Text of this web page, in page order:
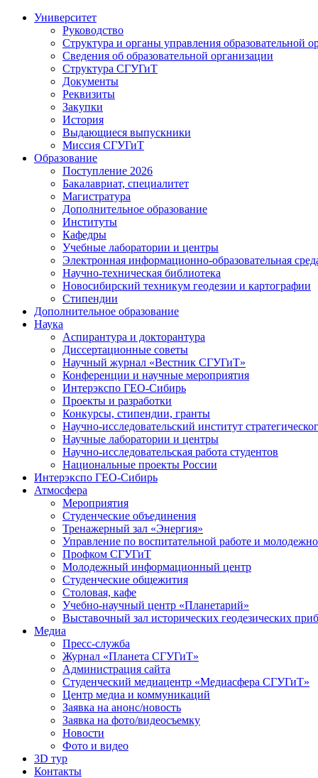
Университет
Руководство
Структура и органы управления образовательной
Сведения об образовательной организации
Структура СГУГиТ
Документы
Реквизиты
Закупки
История
Выдающиеся выпускники
Миссия СГУГиТ
Образование
Поступление 2026
Бакалавриат, специалитет
Магистратура
Дополнительное образование
Институты
Кафедры
Учебные лаборатории и центры
Электронная информационно-образовательная
Научно-техническая библиотека
Новосибирский техникум геодезии и картографии
Стипендии
Дополнительное образование
Наука
Аспирантура и докторантура
Диссертационные советы
Научный журнал «Вестник СГУГиТ»
Конференции и научные мероприятия
Интерэкспо ГЕО-Сибирь
Проекты и разработки
Конкурсы, стипендии, гранты
Научно-исследовательский институт
Научные лаборатории и центры
Научно-исследовательская работа студентов
Национальные проекты России
Интерэкспо ГЕО-Сибирь
Атмосфера
Мероприятия
Студенческие объединения
Тренажерный зал «Энергия»
Управление по воспитательной работе и
Профком СГУГиТ
Молодежный информационный центр
Студенческие общежития
Столовая, кафе
Учебно-научный центр «Планетарий»
Выставочный зал исторических геодезических
Медиа
Пресс-служба
Журнал «Планета СГУГиТ»
Администрация сайта
Студенческий медиацентр «Медиасфера СГУГиТ»
Центр медиа и коммуникаций
Заявка на анонс/новость
Заявка на фото/видеосъемку
Новости
Фото и видео
3D тур
Контакты